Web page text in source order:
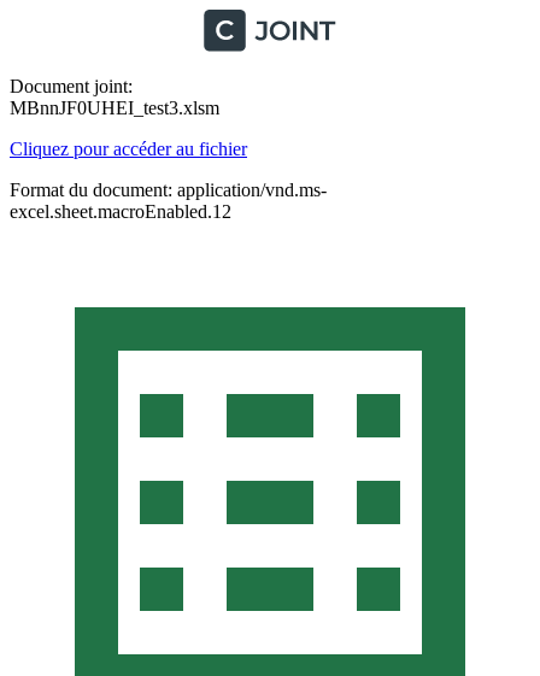
Document joint:
MBnnJF0UHEI_test3.xlsm
Cliquez pour accéder au fichier
Format du document: application/vnd.ms-
excel.sheet.macroEnabled.12